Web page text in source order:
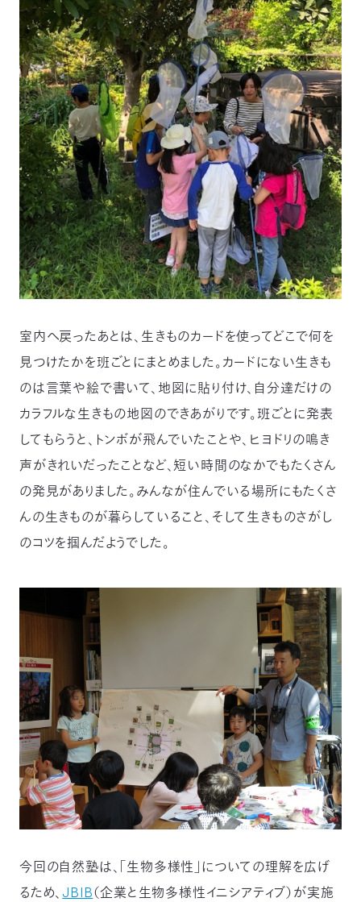
室内へ戻ったあとは、生きものカードを使ってどこで何を
見つけたかを班ごとにまとめました。カードにない生きも
のは言葉や絵で書いて、地図に貼り付け、自分達だけの
カラフルな生きもの地図のできあがりです。班ごとに発表
してもらうと、トンボが飛んでいたことや、ヒヨドリの鳴き
声がきれいだったことなど、短い時間のなかでもたくさん
の発見がありました。みんなが住んでいる場所にもたくさ
んの生きものが暮らしていること、そして生きものさがし
のコツを掴んだようでした。
今回の自然塾は、「生物多様性」についての理解を広げ
るため、JBIB（企業と生物多様性イニシアティブ）が実施